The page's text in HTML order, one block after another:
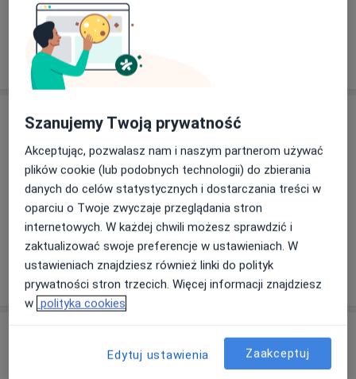
W jaki sposób ustalane są ceny?
Specjaliści
Neurolog
Anna Kubisz
Neurolog
7 opinii
Szanujemy Twoją prywatność
Akceptując, pozwalasz nam i naszym partnerom używać
plików cookie (lub podobnych technologii) do zbierania
danych do celów statystycznych i dostarczania treści w
oparciu o Twoje zwyczaje przeglądania stron
internetowych. W każdej chwili możesz sprawdzić i
zaktualizować swoje preferencje w ustawieniach. W
ustawieniach znajdziesz również linki do polityk
prywatności stron trzecich. Więcej informacji znajdziesz
w polityka cookies
Edytuj ustawienia Zaakceptuj